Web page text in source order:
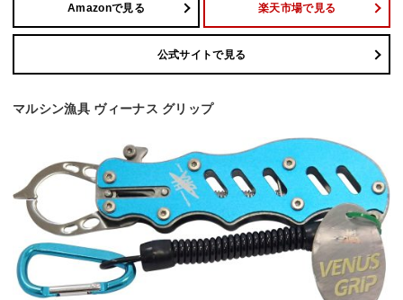
Amazonで見る 楽天市場で見る
公式サイトで見る
マルシン漁具 ヴィーナス グリップ